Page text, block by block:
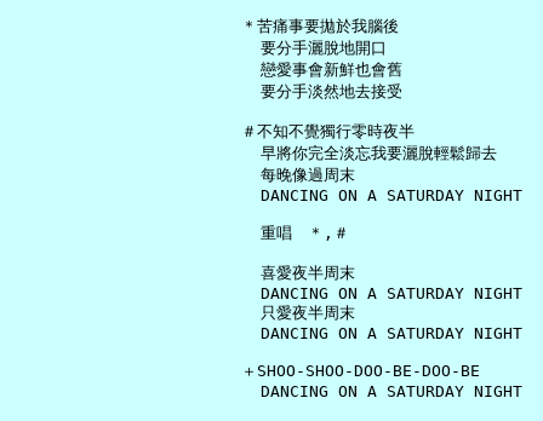
   ＊苦痛事要拋於我腦後
     要分手灑脫地開口
     戀愛事會新鮮也會舊
     要分手淡然地去接受
   ＃不知不覺獨行零時夜半
     早將你完全淡忘我要灑脫輕鬆歸去
     每晚像過周末
     DANCING ON A SATURDAY NIGHT
     重唱　＊,＃
     喜愛夜半周末
     DANCING ON A SATURDAY NIGHT
     只愛夜半周末
     DANCING ON A SATURDAY NIGHT
   ＋SHOO-SHOO-DOO-BE-DOO-BE
     DANCING ON A SATURDAY NIGHT